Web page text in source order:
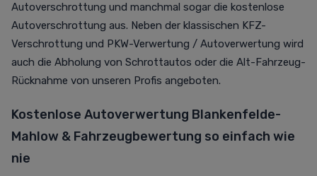
Autoverschrottung und manchmal sogar die kostenlose
Autoverschrottung aus. Neben der klassischen KFZ-
Verschrottung und PKW-Verwertung / Autoverwertung wird
auch die Abholung von Schrottautos oder die Alt-Fahrzeug-
Rücknahme von unseren Profis angeboten.
Kostenlose Autoverwertung Blankenfelde-
Mahlow & Fahrzeugbewertung so einfach wie
nie